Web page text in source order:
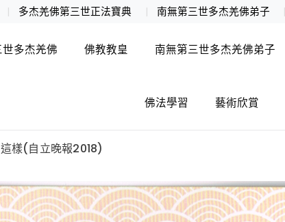
多杰羌佛第三世正法寶典 南無第三世多杰羌佛弟子
多杰羌佛 佛教教皇 南無第三世多杰羌佛弟子
佛法學習 藝術欣賞
樣(自立晚報2018)